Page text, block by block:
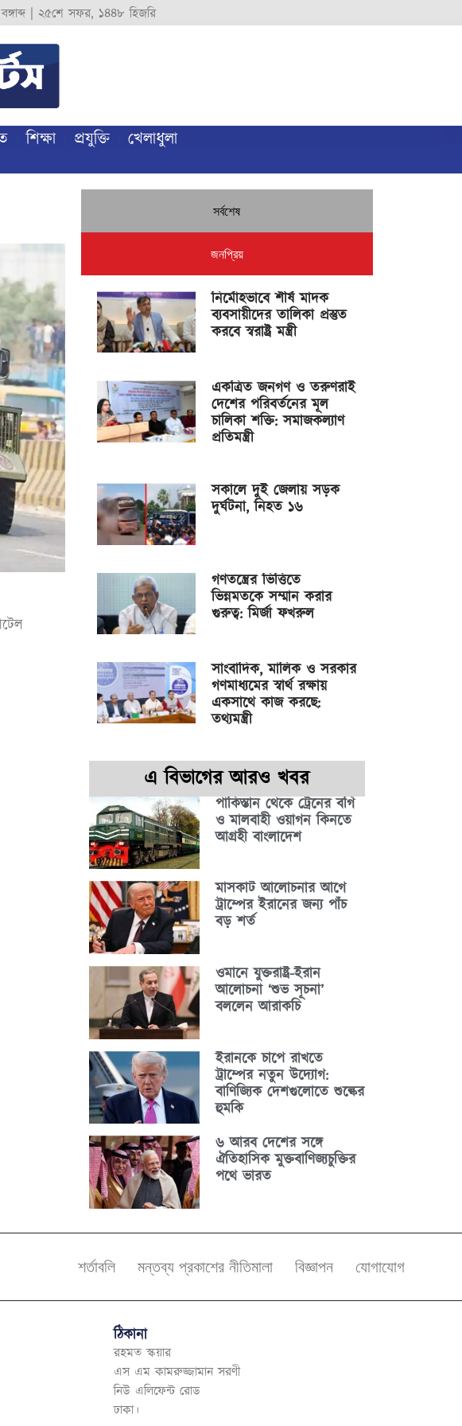
| ২৫শে সফর, ১৪৪৮ হিজরি
শিক্ষা প্রযুক্তি খেলাধুলা
সর্বশেষ
জনপ্রিয়
নির্মোহভাবে শীর্ষ মাদক
ব্যবসায়ীদের তালিকা প্রস্তুত
করবে স্বরাষ্ট্র মন্ত্রী
একত্রিত জনগণ ও তরুণরাই
দেশের পরিবর্তনের মূল
চালিকা শক্তি: সমাজকল্যাণ
প্রতিমন্ত্রী
সকালে দুই জেলায় সড়ক
দুর্ঘটনা, নিহত ১৬
গণতন্ত্রের ভিত্তিতে
ভিন্নমতকে সম্মান করার
গুরুত্ব: মির্জা ফখরুল
সাংবাদিক, মালিক ও সরকার
গণমাধ্যমের স্বার্থ রক্ষায়
একসাথে কাজ করছে:
তথ্যমন্ত্রী
এ বিভাগের আরও খবর
পাকিস্তান থেকে ট্রেনের বগি
ও মালবাহী ওয়াগন কিনতে
আগ্রহী বাংলাদেশ
মাসকাট আলোচনার আগে
ট্রাম্পের ইরানের জন্য পাঁচ
বড় শর্ত
ওমানে যুক্তরাষ্ট্র-ইরান
আলোচনা ‘শুভ সূচনা’
বললেন আরাকচি
ইরানকে চাপে রাখতে
ট্রাম্পের নতুন উদ্যোগ:
বাণিজ্যিক দেশগুলোতে শুল্কের
হুমকি
৬ আরব দেশের সঙ্গে
ঐতিহাসিক মুক্তবাণিজ্যচুক্তির
পথে ভারত
শর্তাবলি মন্তব্য প্রকাশের নীতিমালা বিজ্ঞাপন যোগাযোগ
ঠিকানা
রহমত স্কয়ার
এস এম কামরুজ্জামান সরণী
নিউ এলিফেন্ট রোড
ঢাকা।